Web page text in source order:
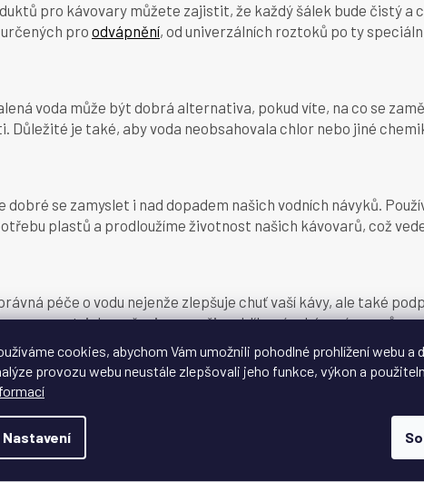
cookies, abychom Vám umožnili pohodlné prohlížení webu a
provozu webu neustále zlepšovali jeho funkce, výkon a
Nastavení
pro kávovary můžete zajistit, že každý šálek bude čistý a
pro odvápnění, od univerzálních roztoků po ty
voda může být dobrá alternativa, pokud víte, na co se
je také, aby voda neobsahovala chlor nebo jiné
dobré se zamyslet i nad dopadem našich vodních návyků.
plastů a prodloužíme životnost našich kávovarů, což
péče o vodu nejenže zlepšuje chuť vaší kávy, ale také
pozornost, jakou věnujeme našim oblíbeným kávovým zrnům.
dokonalý šálek kávy. A správná voda je klíčem k jeho
tu nejlepší chuť kávy, jakou si jen můžete představit.
Pijte vodu, pijte kávu a oslavujte obě s respektem, který si